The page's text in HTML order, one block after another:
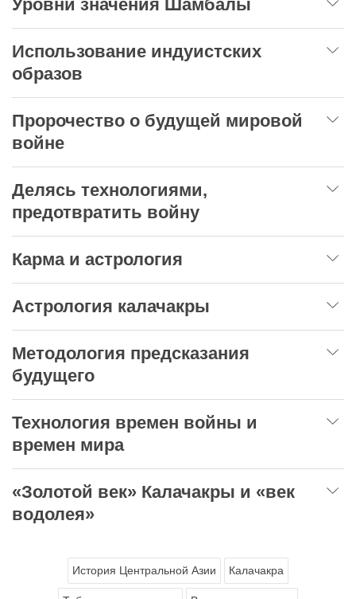
Уровни значения Шамбалы
Использование индуистских
образов
Пророчество о будущей мировой
войне
Делясь технологиями,
предотвратить войну
Карма и астрология
Астрология калачакры
Методология предсказания
будущего
Технология времен войны и
времен мира
«Золотой век» Калачакры и «век
водолея»
История Центральной Азии Калачакра